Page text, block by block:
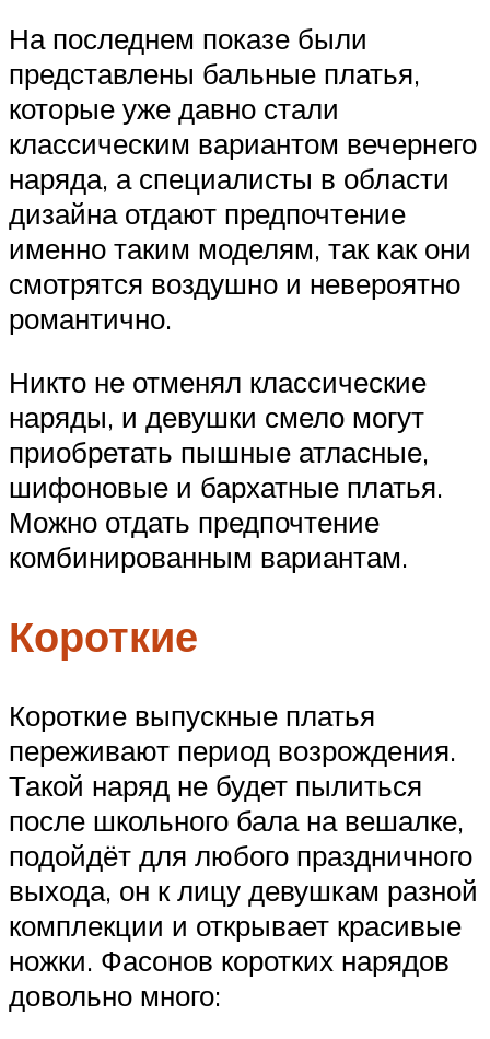
На последнем показе были
представлены бальные платья,
которые уже давно стали
классическим вариантом вечернего
наряда, а специалисты в области
дизайна отдают предпочтение
именно таким моделям, так как они
смотрятся воздушно и невероятно
романтично.
Никто не отменял классические
наряды, и девушки смело могут
приобретать пышные атласные,
шифоновые и бархатные платья.
Можно отдать предпочтение
комбинированным вариантам.
Короткие
Короткие выпускные платья
переживают период возрождения.
Такой наряд не будет пылиться
после школьного бала на вешалке,
подойдёт для любого праздничного
выхода, он к лицу девушкам разной
комплекции и открывает красивые
ножки. Фасонов коротких нарядов
довольно много: